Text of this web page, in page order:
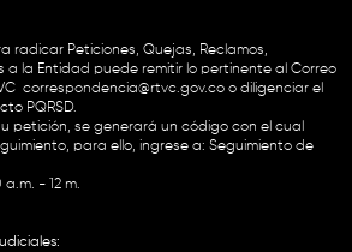
radicar Peticiones, Quejas, Reclamos,
a la Entidad puede remitir lo pertinente al Correo
correspondencia@rtvc.gov.co o diligenciar el
PQRSD.
petición, se generará un código con el cual
para ello, ingrese a: Seguimiento de
- 12 m.